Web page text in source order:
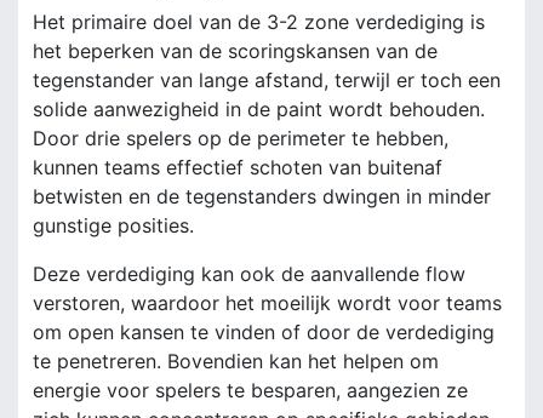
Het primaire doel van de 3-2 zone verdediging is
het beperken van de scoringskansen van de
tegenstander van lange afstand, terwijl er toch een
solide aanwezigheid in de paint wordt behouden.
Door drie spelers op de perimeter te hebben,
kunnen teams effectief schoten van buitenaf
betwisten en de tegenstanders dwingen in minder
gunstige posities.
Deze verdediging kan ook de aanvallende flow
verstoren, waardoor het moeilijk wordt voor teams
om open kansen te vinden of door de verdediging
te penetreren. Bovendien kan het helpen om
energie voor spelers te besparen, aangezien ze